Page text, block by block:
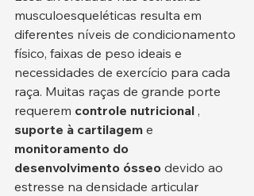
musculoesqueléticas resulta em
diferentes níveis de condicionamento
físico, faixas de peso ideais e
necessidades de exercício para cada
raça. Muitas raças de grande porte
requerem controle nutricional ,
suporte à cartilagem e
monitoramento do
desenvolvimento ósseo devido ao
estresse na densidade articular